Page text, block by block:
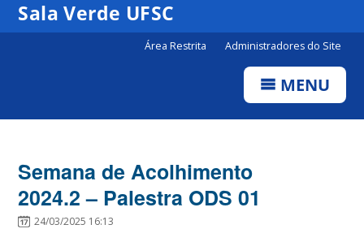
Sala Verde UFSC
Área Restrita Administradores do Site
MENU
Semana de Acolhimento
2024.2 – Palestra ODS 01
24/03/2025 16:13